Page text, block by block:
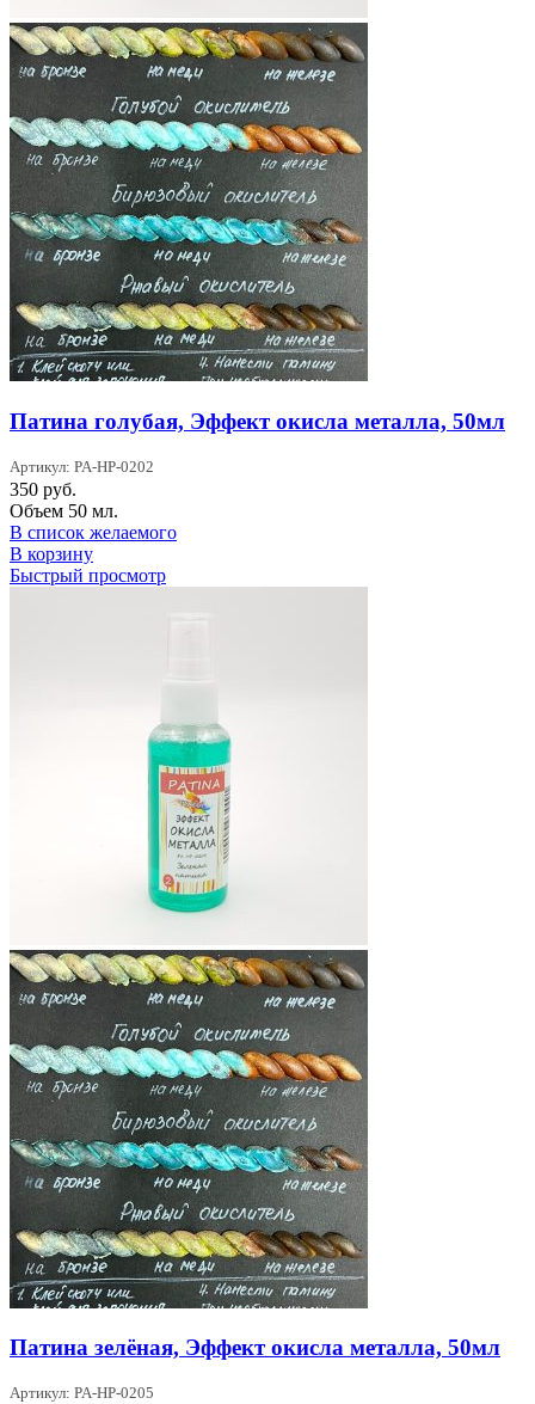
Патина голубая, Эффект окисла металла, 50мл
Артикул: PA-HP-0202
350 руб.
Объем 50 мл.
В список желаемого
В корзину
Быстрый просмотр
Патина зелёная, Эффект окисла металла, 50мл
Артикул: PA-HP-0205